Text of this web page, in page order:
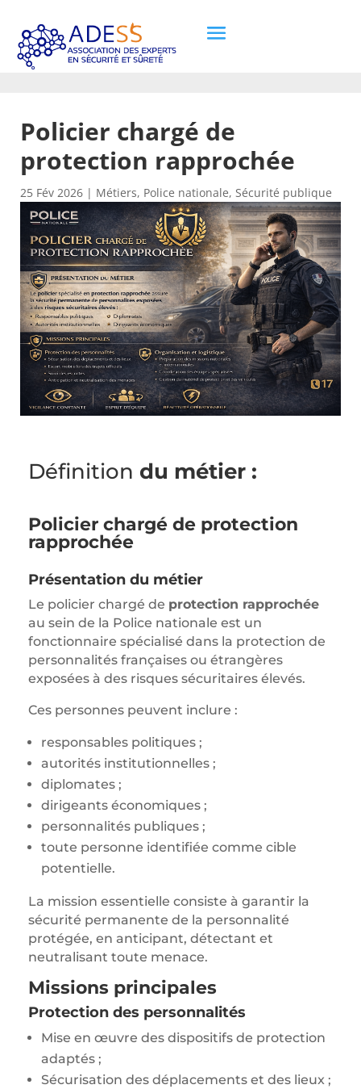
Policier chargé de
protection rapprochée
25 Fév 2026 | Métiers, Police nationale, Sécurité publique
Définition du métier :
Policier chargé de protection
rapprochée
Présentation du métier
Le policier chargé de protection rapprochée
au sein de la Police nationale est un
fonctionnaire spécialisé dans la protection de
personnalités françaises ou étrangères
exposées à des risques sécuritaires élevés.
Ces personnes peuvent inclure :
responsables politiques ;
autorités institutionnelles ;
diplomates ;
dirigeants économiques ;
personnalités publiques ;
toute personne identifiée comme cible
potentielle.
La mission essentielle consiste à garantir la
sécurité permanente de la personnalité
protégée, en anticipant, détectant et
neutralisant toute menace.
Missions principales
Protection des personnalités
Mise en œuvre des dispositifs de protection
adaptés ;
Sécurisation des déplacements et des lieux ;